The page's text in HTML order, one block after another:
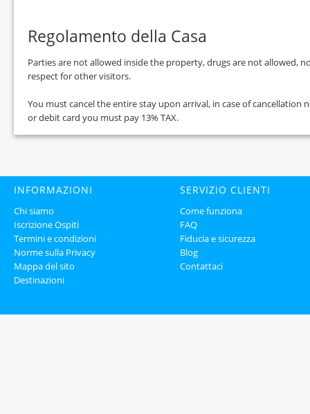
Regolamento della Casa
Parties are not allowed inside the property, drugs are not allowed,
respect for other visitors.
You must cancel the entire stay upon arrival, in case of cancellation
or debit card you must pay 13% TAX.
INFORMAZIONI
Chi siamo
Iscrizione Ospiti
Termini e condizioni
Norme sulla Privacy
Mappa del sito
Destinazioni
SERVIZIO CLIENTI
Come funziona
FAQ
Fiducia e sicurezza
Blog
Contattaci